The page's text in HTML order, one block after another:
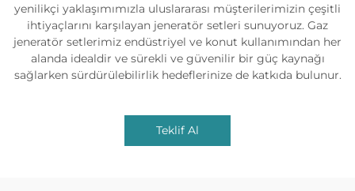
yenilikçi yaklaşımımızla uluslararası müşterilerimizin çeşitli
ihtiyaçlarını karşılayan jeneratör setleri sunuyoruz. Gaz
jeneratör setlerimiz endüstriyel ve konut kullanımından her
alanda idealdir ve sürekli ve güvenilir bir güç kaynağı
sağlarken sürdürülebilirlik hedeflerinize de katkıda bulunur.
Teklif Al